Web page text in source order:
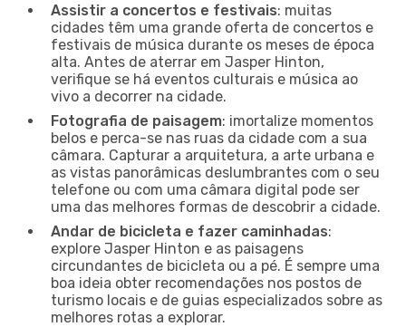
Assistir a concertos e festivais: muitas
cidades têm uma grande oferta de concertos e
festivais de música durante os meses de época
alta. Antes de aterrar em Jasper Hinton,
verifique se há eventos culturais e música ao
vivo a decorrer na cidade.
Fotografia de paisagem: imortalize momentos
belos e perca-se nas ruas da cidade com a sua
câmara. Capturar a arquitetura, a arte urbana e
as vistas panorâmicas deslumbrantes com o seu
telefone ou com uma câmara digital pode ser
uma das melhores formas de descobrir a cidade.
Andar de bicicleta e fazer caminhadas:
explore Jasper Hinton e as paisagens
circundantes de bicicleta ou a pé. É sempre uma
boa ideia obter recomendações nos postos de
turismo locais e de guias especializados sobre as
melhores rotas a explorar.